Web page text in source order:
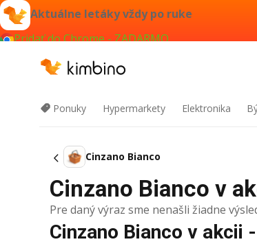
Aktuálne letáky vždy po ruke
Pridať do Chrome - ZADARMO
Ponuky Hypermarkety Elektronika
Cinzano Bianco
Cinzano Bianco v
Pre daný výraz sme nenašli žiadne
Cinzano Bianco v akcii